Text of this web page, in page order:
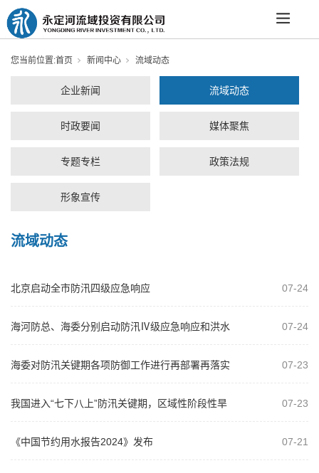
您当前位置:首页 新闻中心 流域动态
企业新闻 流域动态
时政要闻 媒体聚焦
专题专栏 政策法规
形象宣传
流域动态
北京启动全市防汛四级应急响应 07-24
海河防总、海委分别启动防汛Ⅳ级应急响应和洪水
07-24
海委对防汛关键期各项防御工作进行再部署再落实 07-23
我国进入“七下八上”防汛关键期，区域性阶段性旱
07-23
《中国节约用水报告2024》发布 07-21